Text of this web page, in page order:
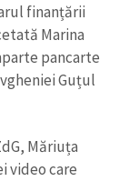
finanțării
Marina
pancarte
Guțul
Măriuța
video care